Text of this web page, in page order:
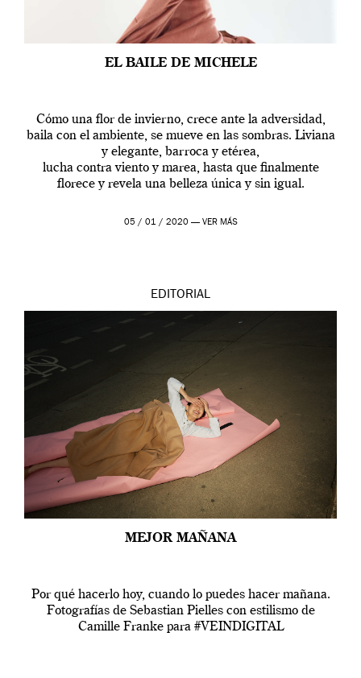
EL BAILE DE MICHELE
Cómo una flor de invierno, crece ante la adversidad,
baila con el ambiente, se mueve en las sombras. Liviana
y elegante, barroca y etérea,
lucha contra viento y marea, hasta que finalmente
florece y revela una belleza única y sin igual.
05 / 01 / 2020 — VER MÁS
EDITORIAL
MEJOR MAÑANA
Por qué hacerlo hoy, cuando lo puedes hacer mañana.
Fotografías de Sebastian Pielles con estilismo de
Camille Franke para #VEINDIGITAL